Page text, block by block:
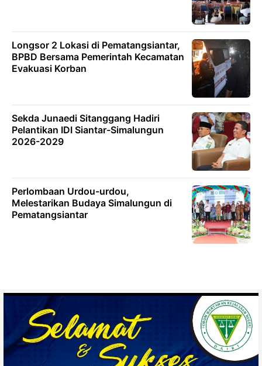
Longsor 2 Lokasi di Pematangsiantar,
BPBD Bersama Pemerintah Kecamatan
Evakuasi Korban
Sekda Junaedi Sitanggang Hadiri
Pelantikan IDI Siantar-Simalungun
2026-2029
Perlombaan Urdou-urdou,
Melestarikan Budaya Simalungun di
Pematangsiantar